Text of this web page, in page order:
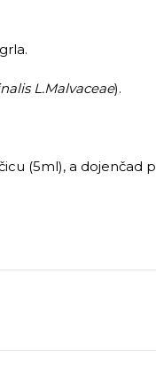
L.Malvaceae).
(5ml), a dojenčad